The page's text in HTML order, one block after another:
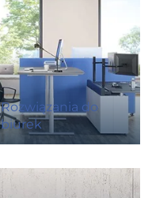
Rozwiązania do
biurek